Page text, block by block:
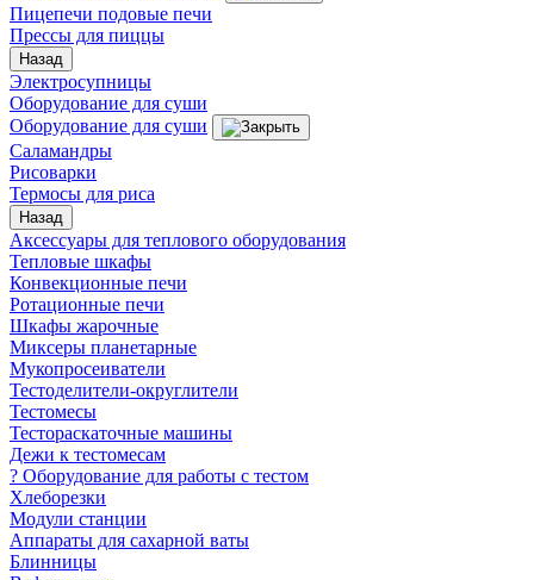
Пицепечи подовые печи
Прессы для пиццы
Назад
Электросупницы
Оборудование для суши
Оборудование для суши
Саламандры
Рисоварки
Термосы для риса
Назад
Аксессуары для теплового оборудования
Тепловые шкафы
Конвекционные печи
Ротационные печи
Шкафы жарочные
Миксеры планетарные
Мукопросеиватели
Тестоделители-округлители
Тестомесы
Тестораскаточные машины
Дежи к тестомесам
? Оборудование для работы с тестом
Хлеборезки
Модули станции
Аппараты для сахарной ваты
Блинницы